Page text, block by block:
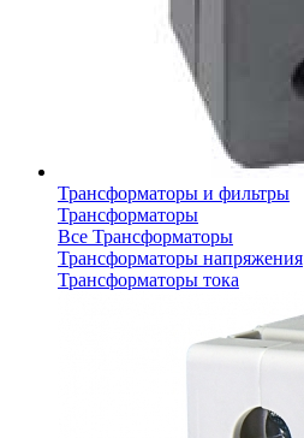
Трансформаторы и фильтры
Трансформаторы
Все Трансформаторы
Трансформаторы напряжения
Трансформаторы тока